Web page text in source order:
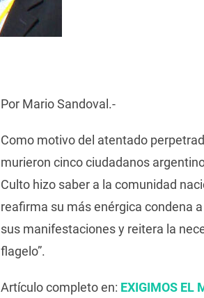
Por Mario Sandoval.-
Como motivo del atentado
murieron cinco ciudadanos
Culto hizo saber a la comunidad
reafirma su más enérgica condena
sus manifestaciones y reitera la
flagelo”.
Artículo completo en: EXIGIMOS EL